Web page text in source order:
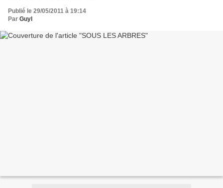
Publié le 29/05/2011 à 19:14
Par Guyl